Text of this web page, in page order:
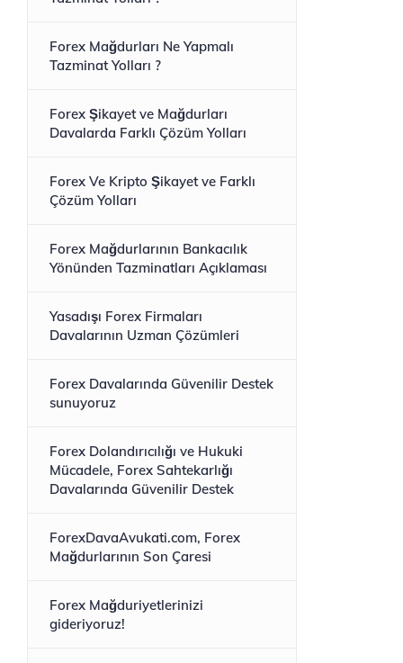
Forex Mağdurları Ne Yapmalı
Tazminat Yolları ?
Forex Şikayet ve Mağdurları
Davalarda Farklı Çözüm Yolları
Forex Ve Kripto Şikayet ve Farklı
Çözüm Yolları
Forex Mağdurlarının Bankacılık
Yönünden Tazminatları Açıklaması
Yasadışı Forex Firmaları
Davalarının Uzman Çözümleri
Forex Davalarında Güvenilir Destek
sunuyoruz
Forex Dolandırıcılığı ve Hukuki
Mücadele, Forex Sahtekarlığı
Davalarında Güvenilir Destek
ForexDavaAvukati.com, Forex
Mağdurlarının Son Çaresi
Forex Mağduriyetlerinizi
gideriyoruz!